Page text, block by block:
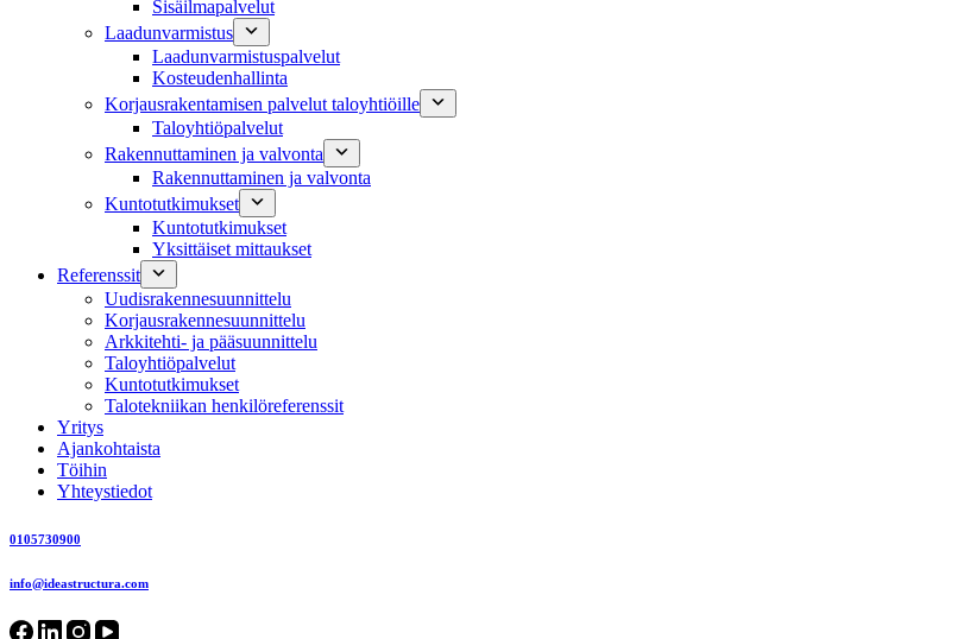
Sisäilmapalvelut
Laadunvarmistus
Laadunvarmistuspalvelut
Kosteudenhallinta
Korjausrakentamisen palvelut taloyhtiöille
Taloyhtiöpalvelut
Rakennuttaminen ja valvonta
Rakennuttaminen ja valvonta
Kuntotutkimukset
Kuntotutkimukset
Yksittäiset mittaukset
Referenssit
Uudisrakennesuunnittelu
Korjausrakennesuunnittelu
Arkkitehti- ja pääsuunnittelu
Taloyhtiöpalvelut
Kuntotutkimukset
Talotekniikan henkilöreferenssit
Yritys
Ajankohtaista
Töihin
Yhteystiedot
0105730900
info@ideastructura.com